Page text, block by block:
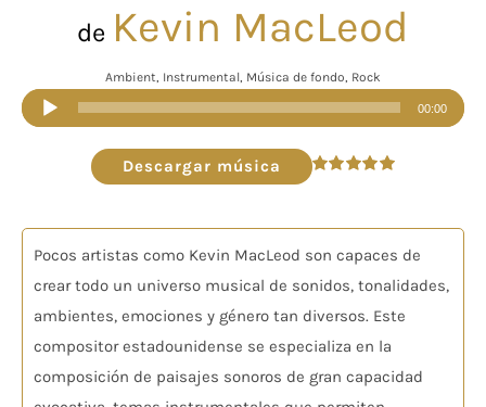
de Kevin MacLeod
Ambient, Instrumental, Música de fondo, Rock
Reproductor
de
audio
00:00
Descargar música
Pocos artistas como Kevin MacLeod son capaces de
crear todo un universo musical de sonidos, tonalidades,
ambientes, emociones y género tan diversos. Este
compositor estadounidense se especializa en la
composición de paisajes sonoros de gran capacidad